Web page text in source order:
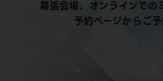
幕張会場、オンラインでの
予約ページからご予